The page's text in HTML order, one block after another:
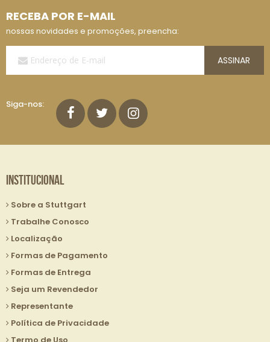
RECEBA POR E-MAIL
nossas novidades e promoções, preencha:
Nossa
E-
ASSINAR
Siga-nos:
Institucional
Sobre a Stuttgart
Trabalhe Conosco
Localização
Formas de Pagamento
Formas de Entrega
Seja um Revendedor
Representante
Política de Privacidade